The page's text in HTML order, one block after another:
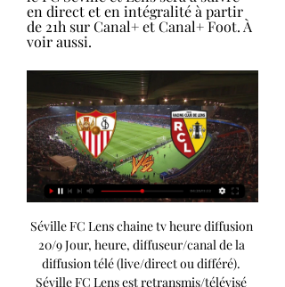
en direct et en intégralité à partir
de 21h sur Canal+ et Canal+ Foot. À
voir aussi.
Séville FC Lens chaine tv heure diffusion 20/9 Jour, heure, diffuseur/canal de la diffusion télé (live/direct ou différé). Séville FC Lens est retransmis/télévisé mercredi 20 septembre sur RMC Sport 1, ...

Lens a connu 4 premiers matchs difficiles pour son retour en Ligue 1. 4 confrontations, pour 3 défaites et un match nul. Lens pointait alors à la 17è place avec 1 point au moment de la trêve internationale. Si ces mauvais résultats pouvaient être mis sur le compte de l'enchaînement de match à l'extérieur (Brest, PSG et Monaco), à domicile les Lensois ne font pas l'unanimité. 

FC Seville / RC Lens (TV/Streaming) Sur quelles chaines et à quelle heure regarder le match de Champions League? - SPORT-TVAprès plus de 20 ans d’absence, le RC Lens va débuter la Ligue des Champions ce mercredi 20 septembre, au Stade Ramón Sánchez Pizjuán, sur la pelouse du Séville FC. Un défi de taille pour les sang et or qui n ‘ont toujours pas remporté le moindre succès en Ligue 1 sur le nouvel exercice et qui affrontent les espagnols qui ont remporté l’année dernière une septième Coupe UEFA/Europa League. En difficulté en Liga cette saison, Seville a enregistré le retour de Sergio Ramos et s’est imposé à domicile face au promu Las Palmas le week-end dernier (1-0). Sur quelles chaînes et à quelle heure suivre cette rencontre de Champions League? Sur quelles chaînes TV suivre la rencontre FC Seville / RC Lens? 📺 Cette rencontre de Champions League 2023/20224 entre le FC Seville et le RC Lens est à suivre en direct à 21h00 sur Canal Plus et Canal Plus Foot. 

Âgé de 42 ans, l’arbitre allemand officie en Bundesliga depuis plus de dix ans et a déjà arbitré lors de 11 matchs de Ligue des champions, dont trois rencontres de la phase de groupes la saison dernière. Stade Le match entre le FC Séville et Lens se jouera sur la pelouse du stade Ramón Sánchez Pizjuán. L’enceinte sévillane est dotée de près de 44. 000 places et devrait faire le plein pour le retour des deux clubs dans la plus prestigieuse des Coupes d’Europe. 

[[DIRECT]] Séville Lens en direct regarder gratuit 20 septem il y a 15 minutes — il y a 3 heures — Le streaming live commenté avec score en direct Suivez le match FC Seville - RC Lens en direct live - Streaming texte et ...

Séville FC Lens chaine tv heure diffusion 20/9Séville FC Lens chaine TV. Chaine, date, horaire de la retransmission TV du match de foot Séville FC Lens en direct. Répond à: "Sur quelle chaine le match Séville FC Lens est-il retransmis? ". Séville FC Lens Ligue des Champions. Séville FC Lens heure diffusion. Jour, heure, diffuseur/canal de la diffusion télé (live/direct ou différé). 

Séville - Lens: Sur quelle chaîne ou streaming et à quelle heure? - BeFootLe RC Lens se déplace sur la pelouse du FC Séville, ce mercredi à 21h, pour le compte de la 1ère journée de la phase de groupes de Ligue des Champions. En France, la rencontre sera diffusée en direct, ce mercredi soir à partir de 21h sur les chaînes Canal + et RMC Sport 1. 

À lire aussi – Pronostic FC Séville – Lens: Cotes, analyse et conseil Début de saison compliqué aussi pour le FC Séville qui a perdu ses trois premiers matchs en Liga. Face à Valence, Alaves puis Gérone. Il y a aussi eu la défaite aux tirs au but en Supercoupe d’Europe face à Manchester City. Le club andalou a enfin lancé sa saison le week-end dernier, avec une victoire face à Las Palmas, sur le score d’un but à zéro. Séville n’est pas au mieux, mais la situation n’est pas aussi grave qu’à Lens. Les deux équipes ne se sont encore jamais affrontées et ce sera donc une grande première mercredi soir. Chez les bookmakers, le FC Séville est largement favori pour cette rencontre de Ligue des Champions. Ligue des Champions: Le Programme TV du match FC Séville – Lens Mercredi 20 septembre 2023 Canal+ 19h50: Canal Champions Club (Avant-match) 21h00: Coup d’envoi RMC Sport 1 20h00: Champions Zone (Avant-match) Les cotes de Séville – Lens Mercredi 20 septembre, 21h00 FC Séville 1. 

Séville - Lens : à quelle heure et sur quelle chaîne TV suivre il y a 2 jours — Le RC Lens va fêter ses retrouvailles avec la Ligue des Champions chez le FC Séville, à l'occasion de la première journée de la phase de ...

Séville FC - RC Lens : Sur quelle chaîne TV voir le match, à il y a 4 jours — Où voir Séville FC - RC Lens ? ; Espagne. Movistar+, Movistar Liga de Campeones 2. 21h00 GMT +2 ; Suisse. RMC Sport 1, Canal+ France, Blue Sport, ...

À lire aussi: Arsenal – PSV: Compositions et Chaîne TV (Ligue des Champions) FC Séville – Rc Lens: LA COMPOSITION DU RC LENS Samba – Gradit, Médina, Danso – Abdul Samed, Mendy, Machado, Frankowski – Sotoca, Fulgini – Wahi Chaotique, décevant ou inquiétant, ce ne sont pas les mots qui manquent pour définir le début de saison lensois. Après une saison 2022-2023 magique où les Artésiens ont suivi de près le PSG toute la saison, l'exercice 2023-2024 est en totale rupture avec ces résultats. 

[DIRECT===] regarder Séville Lens en direct 20 septembre il y a 4 heures — Séville ce mercredi 20 septembre à 21h. Le match est à voir en direct sur RMC Sport 1. Malgré la perte de Loïs Openda et Seko Fofana, Lens a Après une ...

Ligue des champions : composition, arbitre, diffusion TV il y a 9 heures — La rencontre entre le FC Séville et Lens sera à suivre en direct et en intégralité à partir de 21h sur Canal+ et Canal+ Foot. À voir aussi.

(Diffusion=) regarder Séville FC RC Lens en direct 20 septem il y a 4 heures — JE M'ABONNE Voir plus d'offres. Suivez la Ligue des Champions sur RMC Sport. L Seville FC - RC Lens UEFA Champions League -Phase de ...

FC Séville - Lens : quelle chaîne diffuse le match en direct Heures de diffusion et rediffusion télé du match FC Séville - Lens (Ligue des Champions - le 20 septembre 2023 à 21h00)

Lens : Sur quelle chaîne ou streaming et à quelle heure il y a 11 heures — En France, la rencontre sera diffusée en direct, ce mercredi soir à partir de 21h sur les chaînes Canal + et RMC Sport 1.

[Regardez] Séville RC Lens en direct live 20 septembre 2023 il y a 21 heures — FC Seville / RC Lens (TV/Streaming) Sur quelles chaines et à quelle heure regarder le match de Champions League? - SPORT-TVAprès plus de 20 ans ...

Avec un effectif composé de joueurs d'expérience, le FC Séville est désigné comme favori pour son retour en C1 contre Lens. Un match opposant deux équipes en difficulté dans leur championnat. Le FC Séville, avec des joueurs comme Ocampos, Jesus Navas ou encore Sergio Ramos devra faire un match sérieux pour ne pas se faire surprendre. En effet, la LDC est une autre compétition, qui peut permettre à des équipes de se sublimer. Pourquoi pas voir nos Lensois réaliser un bon résultat au Stade Ramon Sanchez Pizjuan ce mercredi soir. 

📺 Prise d’antenne dès 19h50 avec le magazine du « Canal Champions Club » présenté par Hervé Mathoux avec Laure Boulleau, Gauthier Kuntzman, Samir Nasri et David Ginola S'ABONNER À CANAL+ 📺 Le match est également à suivre en direct à 21h00 sur RMC Sport 1. 📺 Prise d’antenne dès 20h00 en direct avec l’émission « Champions Zone » qui est à retrouver tout au long de la soirée sur RMC Sport 1, en direct du stade Ramón Sánchez Pizjuán, avec Sonia Carneiro et Johan Djourou. 🎙️ Aux commentaires de la rencontre, Stéphane Guy, Éric Di Meco, et Flora Moussy en bord terrain S'ABONNER À RMC SPORT Comment regarder le match FC Seville / RC Lens en streaming? 💻 Avec l’offre de streaming proposé par Canal Plus et son site myCANAL, vous pourrez suivre la rencontre en direct ou à la demande sur TV, ordinateur, tablette et smartphone. 

FC Séville - Lens: À quelle heure et sur quelle chaîne TVLIGUE DES CHAMPIONS 2023-2024 – Ce mercredi, le FC Séville reçoit Lens en match de poules de la Ligue des Champions. Découvrez le programme TV. À lire aussi – Ligue des Champions: Où en sont les équipes qualifiées, avant la première journée? Le RC Lens fait son grand retour en Ligue des Champions, mais dans des conditions très compliquées. Après cinq journées de Ligue 1, les Sang et Or sont bons derniers de Ligue 1, avec seulement un point en cinq sorties. Les Lensois restent sur une quatrième défaite de la saison ce week-end, face à Metz. Lens a pourtant dominé le match, mais le club de Moselle aura été plus réaliste. 

Séville vs RC Lens en direct 20.09.2023 dans 3 heures — Le 20 Sep 2023, les équipes Séville et RC Lens joueront un match dans le cadre du tournoi Ligue des Champions UEFA. Tous les utilisateurs de ...

[direct] regarder Séville FC RC Lens en streaming 20 il y a 3 heures — il y a 19 minutes — [REGARDER LA TÉLÉVISION] regarder Séville RC Lens en streaming 20 septembre 2023 SEVILLE FC. MER. 20 Septembre 21:00.

Séville - Lens : sur quelle chaîne et à quelle heure voir le match il y a 10 heures — La rencontre sera à suivre ce mercredi à partir de 21 h sur Canal+ et en direct commenté sur notre site. Une fan zone sera installée à Lens ...

Avec un seul petit point en quatre matchs de championnat, les Sang et Or doivent se réveiller. Ramón Sánchez Pizjuán / Quality Sport Images/GettyImagesVille: SévilleStade: Ramón Sánchez Pizjuán Capacité: 43 883Date: Mercredi 20 septembreHeure: 21h00Chaîne: Canal+ Sport, RMC Sport 1Heure de diffusion: 21h00PaysChaîneHeureEspagneMovistar+, Movistar Liga de Campeones 221h00 GMT +2SuisseRMC Sport 1, Canal+ France, Blue Sport, Blue Sport 7 Live21h00 GMT +2BelgiqueProximus Pickx 521h00 GMT +2Etats-UnisViX, Paramount+15h00 UTC -4Royaume-Unidiscovery+ App, TNT Sports 6, discovery+20h00 GMT +1Les deux équipes ne se sont jamais rencontrées. 

Un premier match en C1 qu'il faudra suivre puisqu'un bon résultat pourrait permettre de lancer une dynamique positive avant de recevoir Toulouse. À lire aussi: Bayern Munich – Manchester United: Compositions et Chaîne TV (Ligue des Champions) STREAMING FC Séville – Rc Lens: À QUELLE HEURE ET SUR QUELLE CHAÎNE REGARDER LE MATCH EN DIRECT DE LA LIGUE DES CHAMPIONS? La rencontre FC Séville – Rc Lens se déroulera le mercredi 20 septembre 2023 au Stade Ramon Sanchez